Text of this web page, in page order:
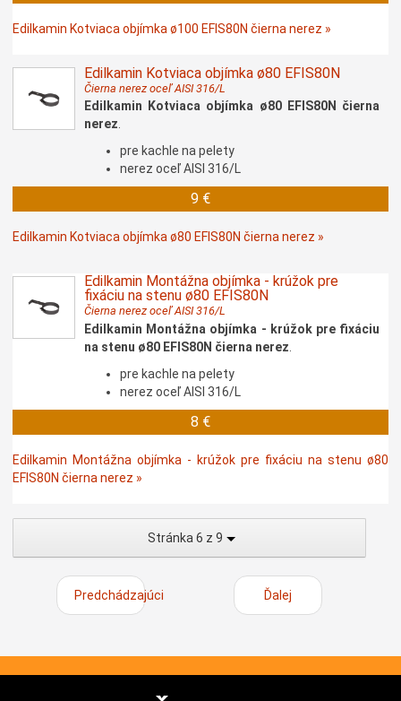
Edilkamin Kotviaca objímka ø100 EFIS80N čierna nerez »
Edilkamin Kotviaca objímka ø80 EFIS80N
Čierna nerez oceľ AISI 316/L
Edilkamin Kotviaca objímka ø80 EFIS80N čierna
nerez.
pre kachle na pelety
nerez oceľ AISI 316/L
9 €
Edilkamin Kotviaca objímka ø80 EFIS80N čierna nerez »
Edilkamin Montážna objímka - krúžok pre
fixáciu na stenu ø80 EFIS80N
Čierna nerez oceľ AISI 316/L
Edilkamin Montážna objímka - krúžok pre fixáciu
na stenu ø80 EFIS80N čierna nerez
pre kachle na pelety
nerez oceľ AISI 316/L
8 €
Edilkamin Montážna objímka - krúžok pre fixáciu na stenu ø80
EFIS80N čierna nerez »
Stránka 6 z 9
Predchádzajúci Ďalej